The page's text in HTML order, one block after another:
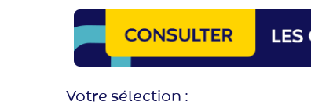
Image
Votre sélection :